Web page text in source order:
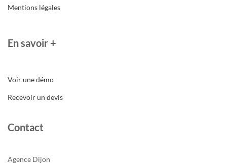
Mentions légales
En savoir +
Voir une démo
Recevoir un devis
Contact
Agence Dijon